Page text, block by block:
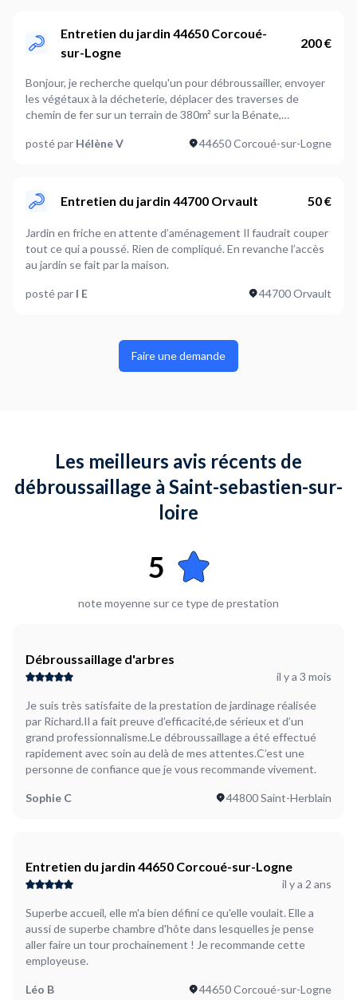
Je suis prêt à démarrer
Plus d’infos...
Je recherche un jardinier sérieux pour une intervention sur
une toiture : * Retrait complet du lierre présent sur le toit *
Coupe des racines (important pour éviter la repousse)l’accès
se fait sur le terrain du voisin qui est ouvert et accessible. *
Nettoyage de la végétation sur le toit(mauvaises herbes
Entretien du jardin 44650 Corcoué-
sur-Logne
200 €
Bonjour, je recherche quelqu'un pour débroussailler, envoyer
les végétaux à la décheterie, déplacer des traverses de
chemin de fer sur un terrain de 380m² sur la Bénate,
J'aimerais que les travaux se fassent le plus tôt possible.
posté par Hélène V 44650 Corcoué-sur-Logne
Entretien du jardin 44700 Orvault 50 €
Jardin en friche en attente d’aménagement Il faudrait couper
tout ce qui a poussé. Rien de compliqué. En revanche l’accès
au jardin se fait par la maison.
posté par I E 44700 Orvault
Faire une demande
Les meilleurs avis récents de
débroussaillage à Saint-sebastien-sur-
loire
5
note moyenne sur ce type de prestation
Débroussaillage d'arbres
il y a 3 mois
Je suis très satisfaite de la prestation de jardinage réalisée
par Richard.Il a fait preuve d’efficacité,de sérieux et d’un
grand professionnalisme.Le débroussaillage a été effectué
rapidement avec soin au delà de mes attentes.C’est une
personne de confiance que je vous recommande vivement.
Sophie C 44800 Saint-Herblain
Entretien du jardin 44650 Corcoué-sur-Logne
il y a 2 ans
Superbe accueil, elle m'a bien défini ce qu'elle voulait. Elle a
aussi de superbe chambre d'hôte dans lesquelles je pense
aller faire un tour prochainement ! Je recommande cette
employeuse.
Léo B 44650 Corcoué-sur-Logne